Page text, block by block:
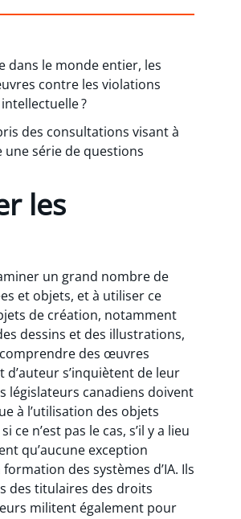
dans le monde entier, les
contre les violations
?
des consultations visant à
série de questions
les
un grand nombre de
et objets, et à utiliser ce
de création, notamment
dessins et des illustrations,
des œuvres
s’inquiètent de leur
législateurs canadiens doivent
à l’utilisation des objets
n’est pas le cas, s’il y a lieu
qu’aucune exception
des systèmes d’IA. Ils
des titulaires des droits
militent également pour